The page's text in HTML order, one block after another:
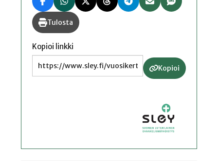
Tulosta
Kopioi linkki
Kopioi